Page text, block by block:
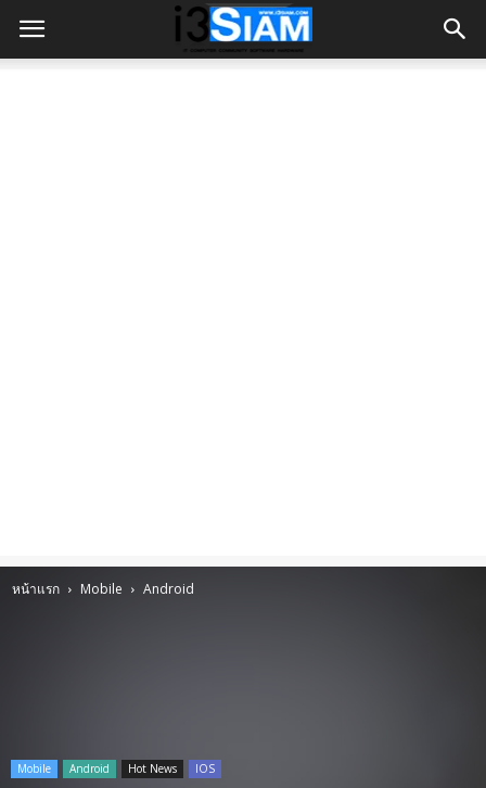
หน้าแรก Mobile Android
Mobile Android Hot News IOS